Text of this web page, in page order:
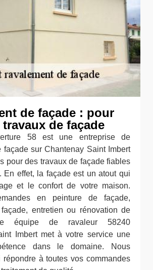
de façade : pour
de façade
58 est une entreprise de
façade sur Chantenay Saint Imbert
pour des travaux de façade fiables
En effet, la façade est un atout qui
et le confort de votre maison.
en peinture de façade,
entretien ou rénovation de
équipe de ravaleur 58240
Imbert met à votre service une
dans le domaine. Nous
répondre à toutes vos commandes